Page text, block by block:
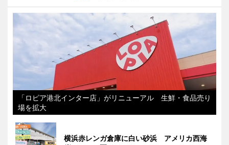
「ロピア港北インター店」がリニューアル 生鮮・食品売り
場を拡大
横浜赤レンガ倉庫に白い砂浜 アメリカ西海